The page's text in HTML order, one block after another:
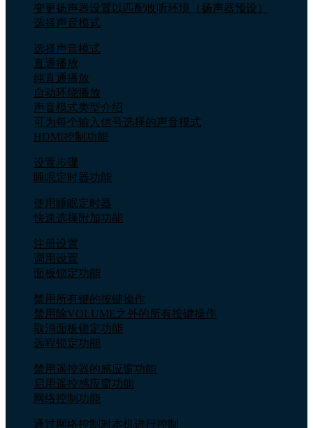
变更扬声器设置以匹配收听环境（扬声器预设）
选择声音模式
选择声音模式
直通播放
纯直通播放
自动环绕播放
声音模式类型介绍
可为每个输入信号选择的声音模式
HDMI控制功能
设置步骤
睡眠定时器功能
使用睡眠定时器
快速选择附加功能
注册设置
调用设置
面板锁定功能
禁用所有键的按键操作
禁用除VOLUME之外的所有按键操作
取消面板锁定功能
远程锁定功能
禁用遥控器的感应窗功能
启用遥控感应窗功能
网络控制功能
通过网络控制对本机进行控制